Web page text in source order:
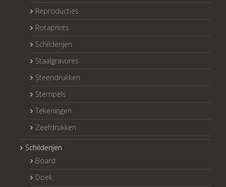
Reproducties
Rotaprints
Schilderijen
Staalgravures
Steendrukken
Stempels
Tekeningen
Zeefdrukken
Schilderijen
Board
Doek